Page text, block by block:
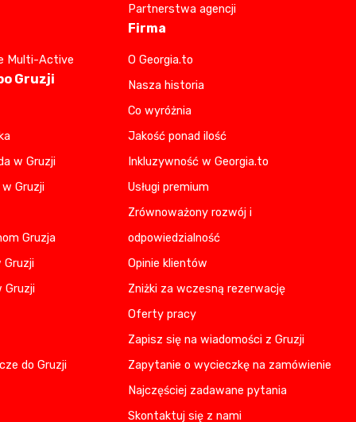
Multi-Active
Gruzji
w Gruzji
Gruzji
Gruzja
Gruzji
Gruzji
do Gruzji
Partnerstwa agencji
Firma
O Georgia.to
Nasza historia
Co wyróżnia
Jakość ponad ilość
Inkluzywność w Georgia.to
Usługi premium
Zrównoważony rozwój i
odpowiedzialność
Opinie klientów
Zniżki za wczesną rezerwację
Oferty pracy
Zapisz się na wiadomości z Gruzji
Zapytanie o wycieczkę na zamówienie
Najczęściej zadawane pytania
Skontaktuj się z nami